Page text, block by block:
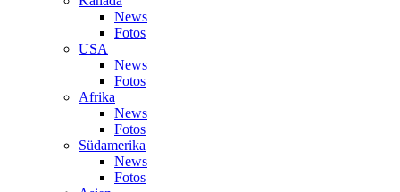
News
Fotos
USA
News
Fotos
Afrika
News
Fotos
Südamerika
News
Fotos